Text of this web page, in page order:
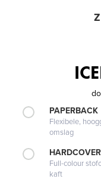
PAPERBACK
Flexibele,
omslag
Full-colour
kaft